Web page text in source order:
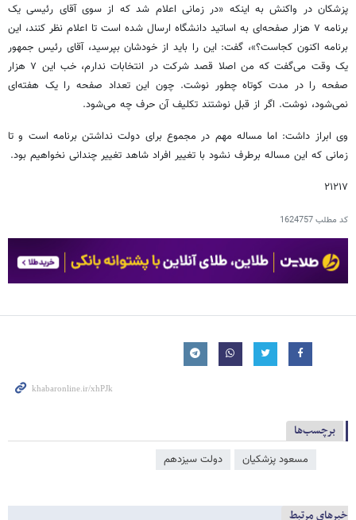
پزشکان در واکنش به اینکه «در زمانی اعلام شد که از سوی آقای رئیسی یک
برنامه ۷ هزار صفحه‌ای به اساتید دانشگاه ارسال شده است تا اعلام نظر کنند، این
برنامه اکنون کجاست؟»، گفت: این را باید از خودشان بپرسید، آقای رئیس جمهور
یک وقت می‌گفت که من اصلا قصد شرکت در انتخابات ندارم، خب این ۷ هزار
صفحه را در مدت کوتاه چطور نوشت. چون این تعداد صفحه را یک هفته‌ای
نمی‌شود، نوشت. اگر از قبل نوشتند تکلیف آن حرف چه می‌شود.
وی ابراز داشت: اما مساله مهم در مجموع برای دولت نداشتن برنامه است و تا
زمانی که این مساله برطرف نشود با تغییر افراد شاهد تغییر چندانی نخواهیم بود.
۲۱۲۱۷
کد مطلب1624757
برچسب‌ها
مسعود پزشکیان دولت سیزدهم
خبرهای مرتبط